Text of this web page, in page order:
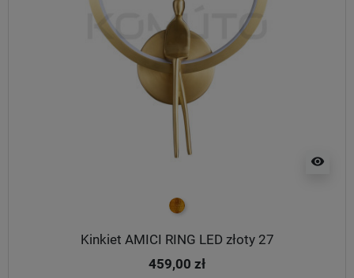
visibility
złoty
Kinkiet AMICI RING LED złoty 27
459,00 zł